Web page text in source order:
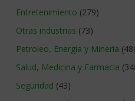
Entretenimiento (279)
Otras industrias (73)
Petroleo, Energia y Mineria
Salud, Medicina y Farmacia
Seguridad (43)